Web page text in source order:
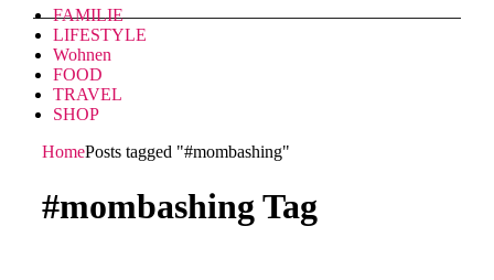
FAMILIE
LIFESTYLE
Wohnen
FOOD
TRAVEL
SHOP
HomePosts tagged "#mombashing"
#mombashing Tag